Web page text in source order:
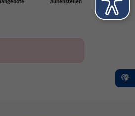
Außenstellen